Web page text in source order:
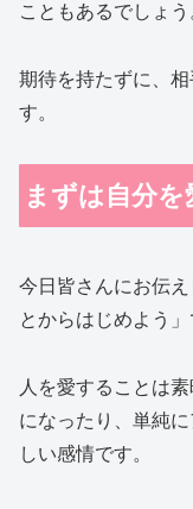
こともあるでしょう
期待を持たずに、
す。
まずは自分
今日皆さんにお伝
とからはじめよう」
人を愛することは
になったり、単純
しい感情です。